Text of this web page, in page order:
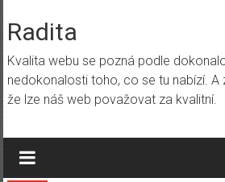
to
content
Radita
Kvalita webu se pozná podle
nedokonalosti toho, co se tu nabízí. A
že lze náš web považovat za kvalitní.